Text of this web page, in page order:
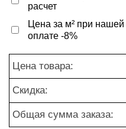
расчет
Цена за м² при нашей
оплате -8%
Цена товара:
Скидка:
Общая сумма заказа: